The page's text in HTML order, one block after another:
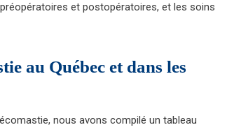
et postopératoires, et les soins
au Québec et dans les
nous avons compilé un tableau